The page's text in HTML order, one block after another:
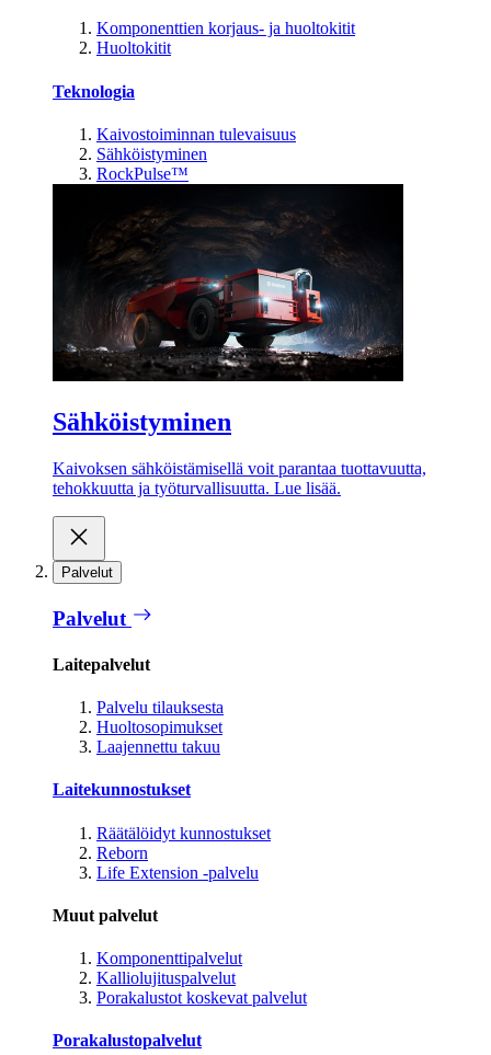
Komponenttien korjaus- ja huoltokitit
Huoltokitit
Teknologia
Kaivostoiminnan tulevaisuus
Sähköistyminen
RockPulse™
Sähköistyminen
Kaivoksen sähköistämisellä voit parantaa tuottavuutta,
tehokkuutta ja työturvallisuutta. Lue lisää.
Palvelut
Palvelut
Laitepalvelut
Palvelu tilauksesta
Huoltosopimukset
Laajennettu takuu
Laitekunnostukset
Räätälöidyt kunnostukset
Reborn
Life Extension -palvelu
Muut palvelut
Komponenttipalvelut
Kalliolujituspalvelut
Porakalustot koskevat palvelut
Porakalustopalvelut